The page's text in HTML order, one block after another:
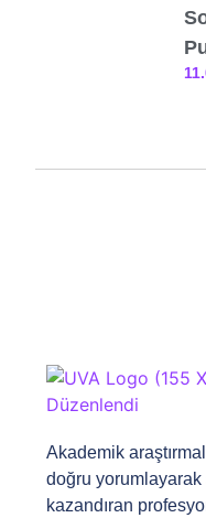
Akademik
doğru
kazandıran